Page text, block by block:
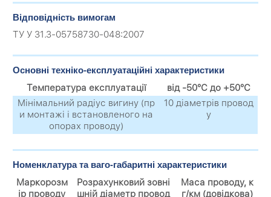
Відповідність вимогам
ТУ У 31.3-05758730-048:2007
Основні техніко-експлуатаційні характеристики
Температура експлуатації
від -50°С до +50°С
Мінімальний радіус вигину (пр
и монтажі і встановленого на
опорах проводу)
10 діаметрів провод
у
Номенклатура та ваго-габаритні характеристики
Маркорозм
ір проводу
Розрахунковий зовні
шній діаметр провод
Маса проводу, к
г/км (довідкова)